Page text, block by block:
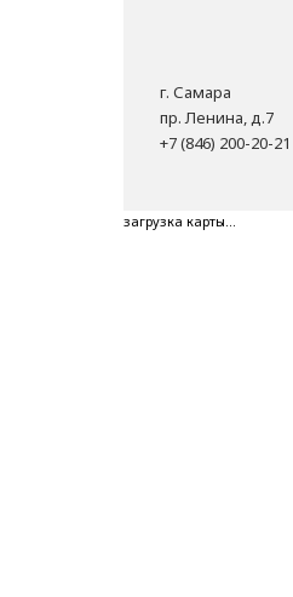
г. Самара
пр. Ленина, д.7
+7 (846) 200-20-21
загрузка карты...